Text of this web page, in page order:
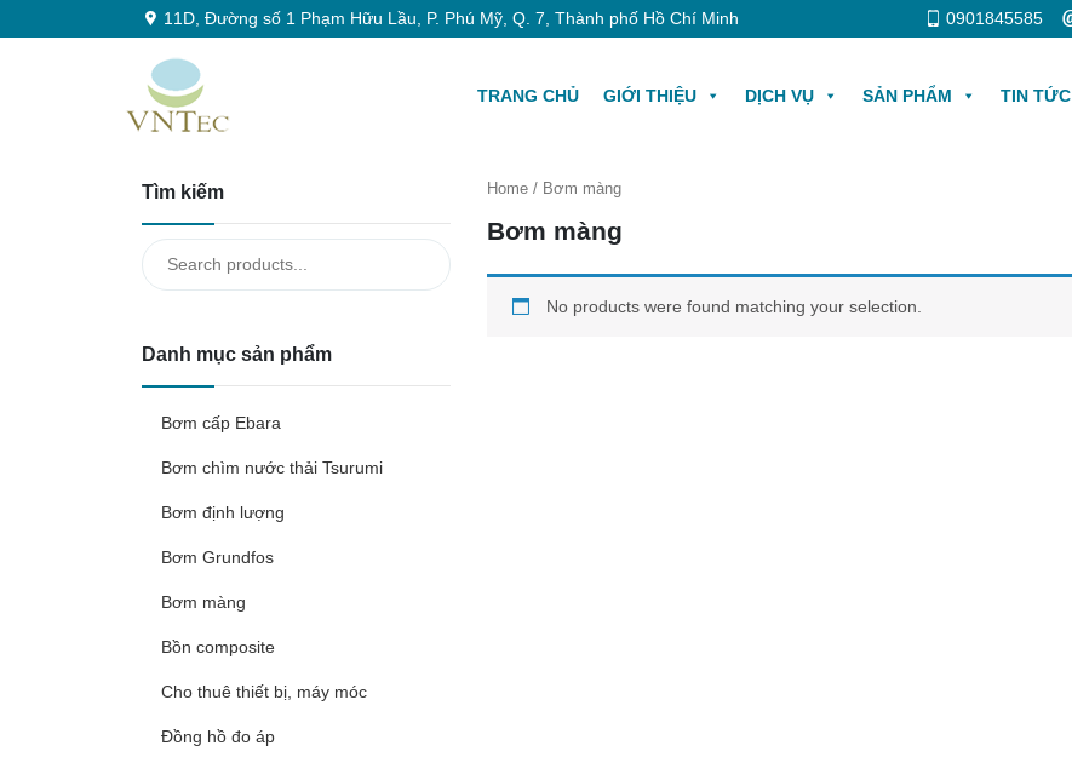
11D, Đường số 1 Phạm Hữu Lầu, P. Phú Mỹ, Q. 7, Thành phố Hồ Chí Minh 0901845585
TRANG CHỦ GIỚI THIỆU DỊCH VỤ SẢN PHẨM TIN TỨC
Tìm kiếm
Search
for:
Danh mục sản phẩm
Bơm cấp Ebara
Bơm chìm nước thải Tsurumi
Bơm định lượng
Bơm Grundfos
Bơm màng
Bồn composite
Cho thuê thiết bị, máy móc
Đồng hồ đo áp
Home / Bơm màng
Bơm màng
No products were found matching your selection.